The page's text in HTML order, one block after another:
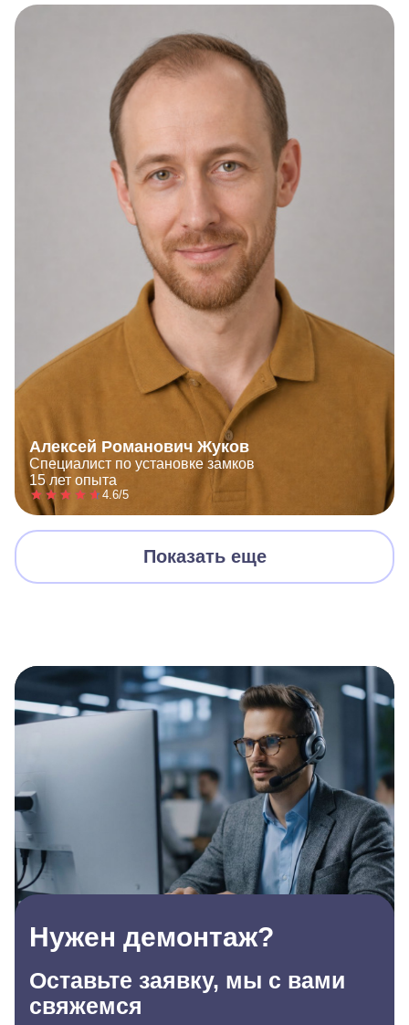
Алексей Романович Жуков
Специалист по установке замков
15 лет опыта
4.6/5
Показать еще
Нужен демонтаж?
Оставьте заявку, мы с вами
свяжемся